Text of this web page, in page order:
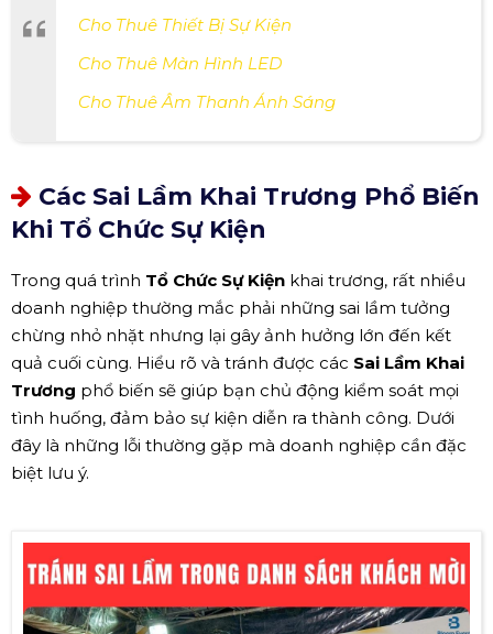
Cho Thuê Thiết Bị Sự Kiện
Cho Thuê Màn Hình LED
Cho Thuê Âm Thanh Ánh Sáng
Các Sai Lầm Khai Trương Phổ Biến
Khi Tổ Chức Sự Kiện
Trong quá trình Tổ Chức Sự Kiện khai trương, rất nhiều
doanh nghiệp thường mắc phải những sai lầm tưởng
chừng nhỏ nhặt nhưng lại gây ảnh hưởng lớn đến kết
quả cuối cùng. Hiểu rõ và tránh được các Sai Lầm Khai
Trương phổ biến sẽ giúp bạn chủ động kiểm soát mọi
tình huống, đảm bảo sự kiện diễn ra thành công. Dưới
đây là những lỗi thường gặp mà doanh nghiệp cần đặc
biệt lưu ý.